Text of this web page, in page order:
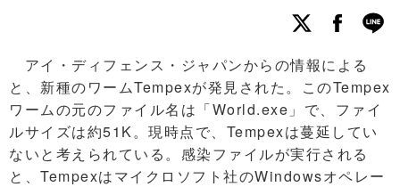
アイ・ディフェンス・ジャパンからの情報による
と、新種のワームTempexが発見された。このTempex
ワームの元のファイル名は「World.exe」で、ファイ
ルサイズは約51K。現時点で、Tempexは蔓延してい
ないと考えられている。感染ファイルが実行される
と、Tempexはマイクロソフト社のWindowsオペレー